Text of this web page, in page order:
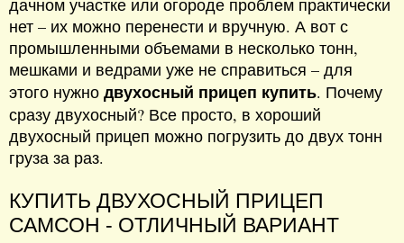
дачном участке или огороде проблем практически
нет – их можно перенести и вручную. А вот с
промышленными объемами в несколько тонн,
мешками и ведрами уже не справиться – для
этого нужно двухосный прицеп купить. Почему
сразу двухосный? Все просто, в хороший
двухосный прицеп можно погрузить до двух тонн
груза за раз.
КУПИТЬ ДВУХОСНЫЙ ПРИЦЕП
САМСОН - ОТЛИЧНЫЙ ВАРИАНТ